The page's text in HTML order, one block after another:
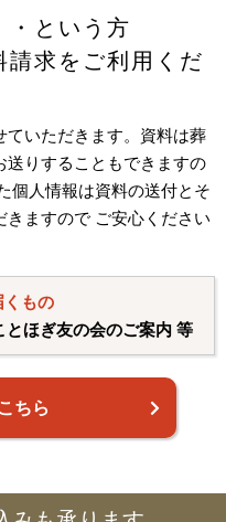
・という方
請求をご利用くだ
ていただきます。資料は葬
送りすることもできますの
個人情報は資料の送付とそ
ますので ご安心ください
くもの
とほぎ友の会のご案内 等
ちら